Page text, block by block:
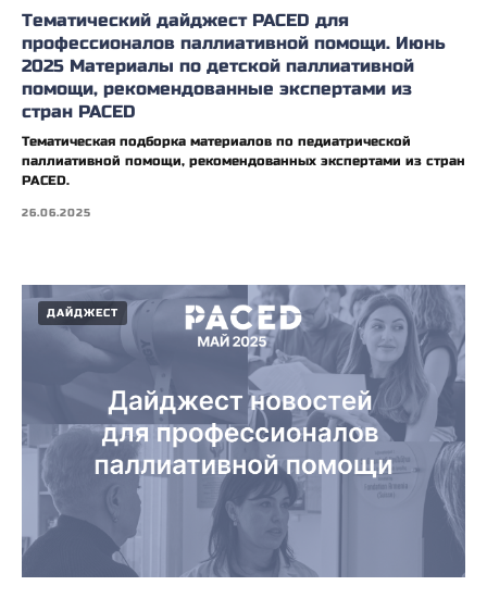
Тематический дайджест PACED для
профессионалов паллиативной помощи. Июнь
2025 Материалы по детской паллиативной
помощи, рекомендованные экспертами из
стран PACED
Тематическая подборка материалов по педиатрической
паллиативной помощи, рекомендованных экспертами из стран
PACED.
26.06.2025
ДАЙДЖЕСТ